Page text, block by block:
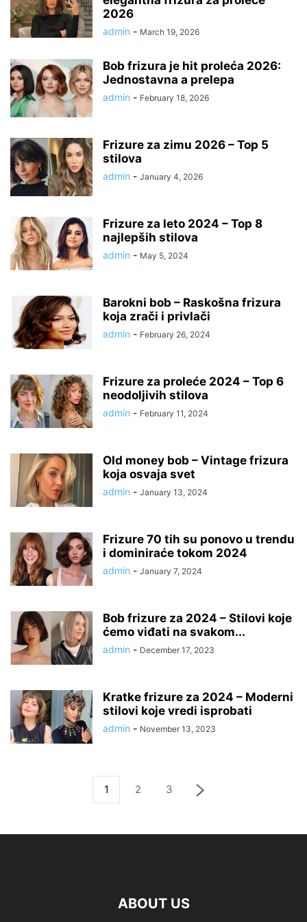
2026
admin - March 19, 2026
Bob frizura je hit proleća 2026:
Jednostavna a prelepa
admin - February 18, 2026
Frizure za zimu 2026 – Top 5
stilova
admin - January 4, 2026
Frizure za leto 2024 – Top 8
najlepših stilova
admin - May 5, 2024
Barokni bob – Raskošna frizura
koja zrači i privlači
admin - February 26, 2024
Frizure za proleće 2024 – Top 6
neodoljivih stilova
admin - February 11, 2024
Old money bob – Vintage frizura
koja osvaja svet
admin - January 13, 2024
Frizure 70 tih su ponovo u trendu
i dominiraće tokom 2024
admin - January 7, 2024
Bob frizure za 2024 – Stilovi koje
ćemo viđati na svakom...
admin - December 17, 2023
Kratke frizure za 2024 – Moderni
stilovi koje vredi isprobati
admin - November 13, 2023
1 2 3
ABOUT US